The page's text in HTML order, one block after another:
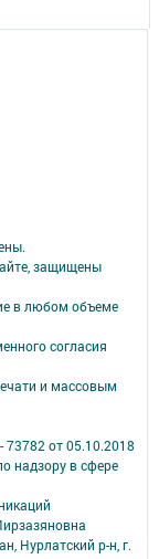
защищены
в любом объеме
согласия
и массовым
от 05.10.2018
надзору в сфере
Нурлатский р-н, г.